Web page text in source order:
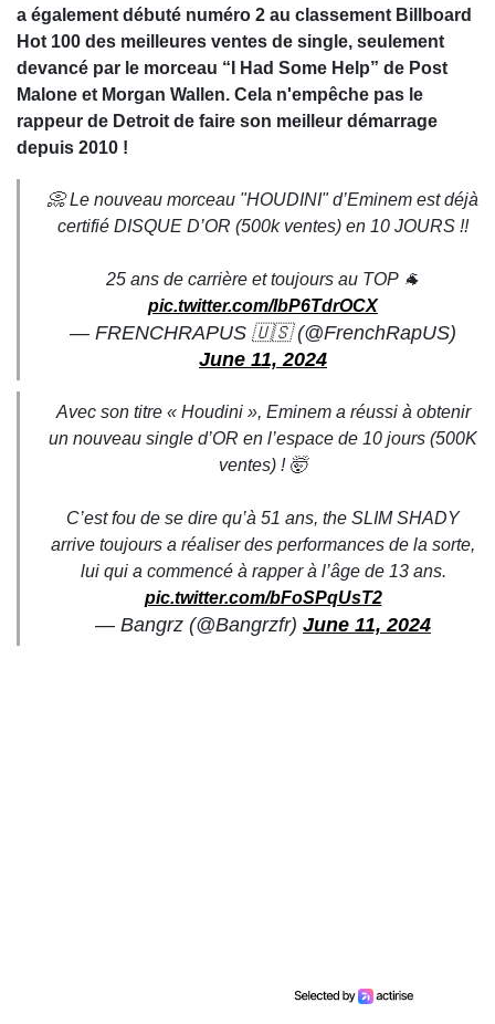
a également débuté numéro 2 au classement Billboard
Hot 100 des meilleures ventes de single, seulement
devancé par le morceau “I Had Some Help” de Post
Malone et Morgan Wallen. Cela n'empêche pas le
rappeur de Detroit de faire son meilleur démarrage
depuis 2010 !
📀 Le nouveau morceau "HOUDINI" d’Eminem est déjà
certifié DISQUE D’OR (500k ventes) en 10 JOURS !!
25 ans de carrière et toujours au TOP 🐐
pic.twitter.com/IbP6TdrOCX
— FRENCHRAPUS 🇺🇸 (@FrenchRapUS)
June 11, 2024
Avec son titre « Houdini », Eminem a réussi à obtenir
un nouveau single d’OR en l’espace de 10 jours (500K
ventes) ! 🤯
C’est fou de se dire qu’à 51 ans, the SLIM SHADY
arrive toujours a réaliser des performances de la sorte,
lui qui a commencé à rapper à l’âge de 13 ans.
pic.twitter.com/bFoSPqUsT2
— Bangrz (@Bangrzfr) June 11, 2024